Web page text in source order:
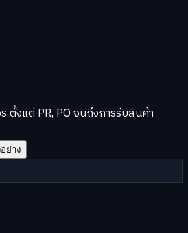
ตั้งแต่ PR, PO จนถึงการรับสินค้า
ย่าง